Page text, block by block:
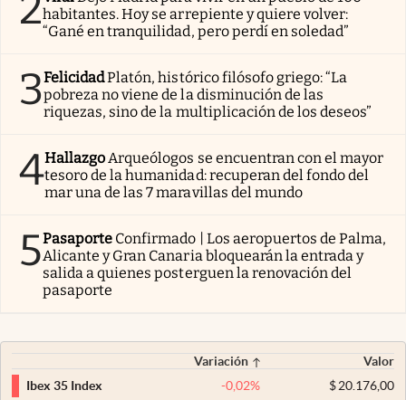
habitantes. Hoy se arrepiente y quiere volver:
“Gané en tranquilidad, pero perdí en soledad”
3FelicidadPlatón, histórico filósofo griego: “La
pobreza no viene de la disminución de las
riquezas, sino de la multiplicación de los deseos”
4Hallazgo Arqueólogos se encuentran con el mayor
tesoro de la humanidad: recuperan del fondo del
mar una de las 7 maravillas del mundo
5Pasaporte Confirmado | Los aeropuertos de Palma,
Alicante y Gran Canaria bloquearán la entrada y
salida a quienes posterguen la renovación del
pasaporte
Variación
Valor
Ibex 35 Index
-0,02% $20.176,00